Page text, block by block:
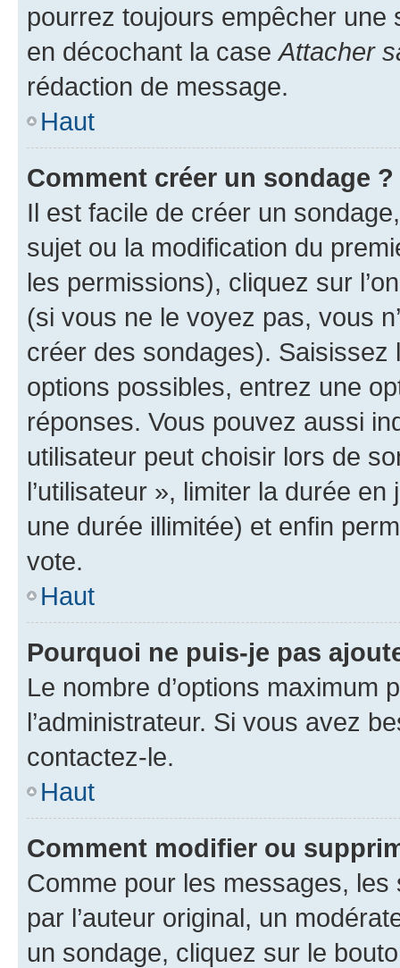
pourrez toujours empêcher une
en décochant la case Attacher
rédaction de message.
Haut
Comment créer un sondage ?
Il est facile de créer un
sujet ou la modification du
les permissions), cliquez sur
(si vous ne le voyez pas, vous
créer des sondages).
options possibles, entrez une
réponses. Vous pouvez aussi
utilisateur peut choisir lors de
l’utilisateur », limiter la durée
une durée illimitée) et enfin
vote.
Haut
Pourquoi ne puis-je pas
Le nombre d’options maximum
l’administrateur. Si vous avez
contactez-le.
Haut
Comment modifier ou
Comme pour les messages,
par l’auteur original, un
un sondage, cliquez sur le